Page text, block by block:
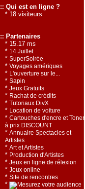
:: Qui est en ligne ?
* 18 visiteurs
:: Partenaires
* 15.17 ms
* 14 Juillet
* SuperSoirée
* Voyages amériques
* L'ouverture sur le...
* Sapin
* Jeux Gratuits
* Rachat de crédits
* Tutoriaux DivX
* Location de voiture
* Cartouches d'encre et Toners
à prix DISCOUNT
* Annuaire Spectacles et
Artistes
* Art et Artistes
* Production d'Artistes
* Jeux en ligne de rélexion
* Jeux online
* Site de rencontres
*